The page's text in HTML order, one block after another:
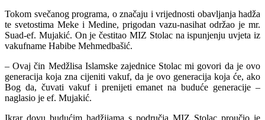
Tokom svečanog programa, o značaju i vrijednosti obavljanja hadža
te svetostima Meke i Medine, prigodan vazu-nasihat održao je mr.
Suad-ef. Mujakić. On je čestitao MIZ Stolac na ispunjenju uvjeta iz
vakufname Habibe Mehmedbašić.
– Ovaj čin Medžlisa Islamske zajednice Stolac mi govori da je ovo
generacija koja zna cijeniti vakuf, da je ovo generacija koja će, ako
Bog da, čuvati vakuf i prenijeti emanet na buduće generacije –
naglasio je ef. Mujakić.